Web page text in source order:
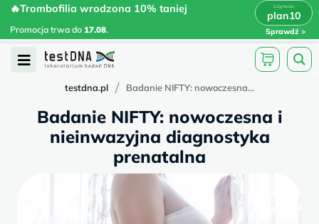
Skip
content
🔥Trombofilia wrodzona 10% taniej
Promocja trwa do 17.08.
plan10
Sprawdź
🔥Trombofilia wrodzona 10% taniej
plan10 x
Open
testdna.pl / Badanie NIFTY: nowoczesna...
Badanie NIFTY: nowoczesna i
nieinwazyjna diagnostyka
prenatalna